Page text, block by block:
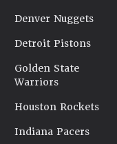
Denver Nuggets
Detroit Pistons
Golden State
Warriors
Houston Rockets
Indiana Pacers